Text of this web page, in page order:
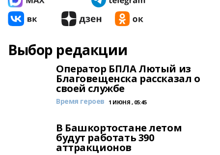
Выбор редакции
Оператор БПЛА Лютый из
Благовещенска рассказал о
своей службе
Время героев 1 ИЮНЯ , 05:45
В Башкортостане летом
будут работать 390
аттракционов